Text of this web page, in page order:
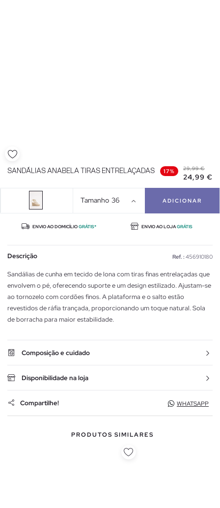
SANDÁLIAS ANABELA TIRAS ENTRELAÇADAS 17% 29,99 €
24,99 €
Tamanho 36 ADICIONAR
ENVIO AO DOMICÍLIOGRÁTIS* ENVIO AO LOJAGRÁTIS
Descrição Ref. : 456910180
Sandálias de cunha em tecido de lona com tiras finas entrelaçadas que
envolvem o pé, oferecendo suporte e um design estilizado. Ajustam-se
ao tornozelo com cordões finos. A plataforma e o salto estão
revestidos de ráfia trançada, proporcionando um toque natural. Sola
de borracha para maior estabilidade.
Composição e cuidado
Disponibilidade na loja
Compartilhe! WHATSAPP
PRODUTOS SIMILARES